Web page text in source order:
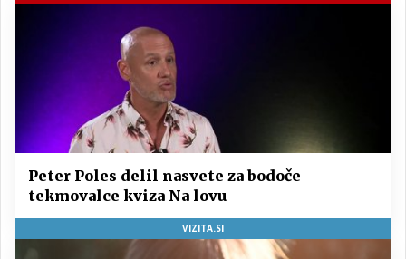
Peter Poles delil nasvete za bodoče
tekmovalce kviza Na lovu
VIZITA.SI